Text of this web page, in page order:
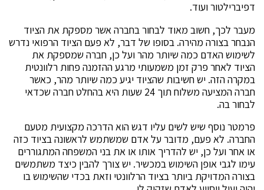
דפיברילטור ועוד.
מעבר לכך, חשוב מאוד לבחור בחברה אשר מספקת את הציוד
הנבחר בצורה מהירה. בסופו של דבר, לא פעם הציוד הרפואי נדרש
לשימוש האדם כמה שיותר מהר ועל כן, חברה שמספקת את
הציוד לאחר פרק זמן משמעותי מרגע ההזמנה פחות רלוונטית
במקרה הזה. יש חשיבות שהציוד יגיע כמה שיותר מהר, כאשר
חברה המציעה משלוח תוך 24 שעות היא בהחלט חברה שכדאי
לבחור בה.
פרמטר נוסף שיש לשים עליו דגש הוא הדרכה מקצועית מטעם
החברה. לא פעם, מדובר על אדם שמשתמש לראשונה בציוד כזה
או אחר ועל כן, יש להדריך אותו או את בני המשפחה המתגוררים
עימו לגבי אופן השימוש במכשיר. יש צורך להבין כיצד משתמשים
בצורה המדויקת ביותר בציוד הרלוונטי וזאת בכדי שהשימוש בו